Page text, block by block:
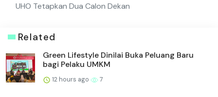
UHO Tetapkan Dua Calon Dekan
Related
Green Lifestyle Dinilai Buka Peluang Baru
bagi Pelaku UMKM
12 hours ago 7